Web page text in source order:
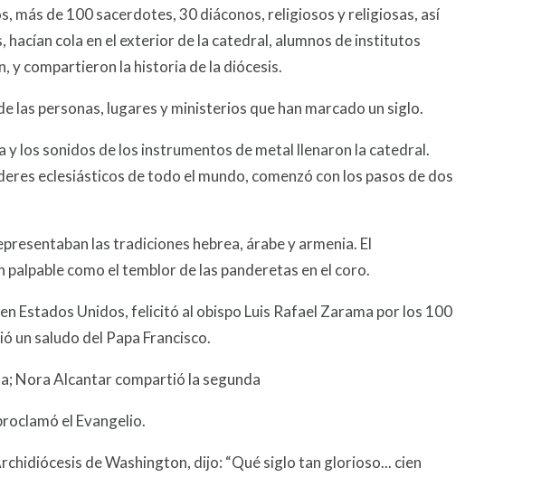
más de 100 sacerdotes, 30 diáconos, religiosos y religiosas, así
cola en el exterior de la catedral, alumnos de institutos
y compartieron la historia de la diócesis.
las personas, lugares y ministerios que han marcado un siglo.
y los sonidos de los instrumentos de metal llenaron la catedral.
eclesiásticos de todo el mundo, comenzó con los pasos de dos
las tradiciones hebrea, árabe y armenia. El
como el temblor de las panderetas en el coro.
Estados Unidos, felicitó al obispo Luis Rafael Zarama por los 100
un saludo del Papa Francisco.
Nora Alcantar compartió la segunda
el Evangelio.
de Washington, dijo: “Qué siglo tan glorioso... cien